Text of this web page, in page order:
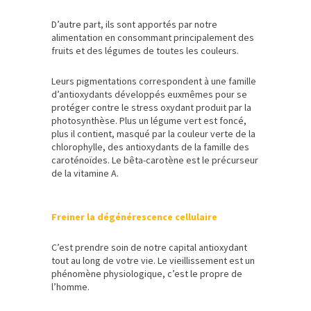
D’autre part, ils sont apportés par notre
alimentation en consommant principalement des
fruits et des légumes de toutes les couleurs.
Leurs pigmentations correspondent à une famille
d’antioxydants développés euxmêmes pour se
protéger contre le stress oxydant produit par la
photosynthèse. Plus un légume vert est foncé,
plus il contient, masqué par la couleur verte de la
chlorophylle, des antioxydants de la famille des
caroténoïdes. Le bêta-carotène est le précurseur
de la vitamine A.
Freiner la dégénérescence cellulaire
C’est prendre soin de notre capital antioxydant
tout au long de votre vie. Le vieillissement est un
phénomène physiologique, c’est le propre de
l’homme.